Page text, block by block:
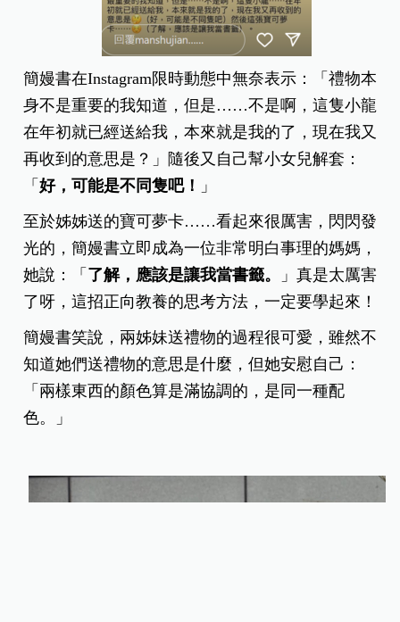
簡嫚書在Instagram限時動態中無奈表示：「禮物本
身不是重要的我知道，但是……不是啊，這隻小龍
在年初就已經送給我，本來就是我的了，現在我又
再收到的意思是？」隨後又自己幫小女兒解套：
「好，可能是不同隻吧！
」
至於姊姊送的寶可夢卡……看起來很厲害，閃閃發
光的，簡嫚書立即成為一位非常明白事理的媽媽，
她說：「 了解，應該是讓我當書籤。 」真是太厲害
了呀，這招正向教養的思考方法，一定要學起來！
簡嫚書笑說，兩姊妹送禮物的過程很可愛，雖然不
知道她們送禮物的意思是什麼，但她安慰自己：
「兩樣東西的顏色算是滿協調的，是同一種配
色。」